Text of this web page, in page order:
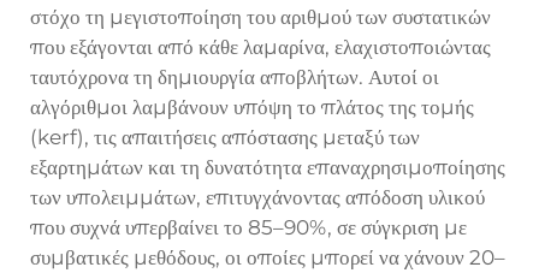
στόχο τη μεγιστοποίηση του αριθμού των συστατικών
που εξάγονται από κάθε λαμαρίνα, ελαχιστοποιώντας
ταυτόχρονα τη δημιουργία αποβλήτων. Αυτοί οι
αλγόριθμοι λαμβάνουν υπόψη το πλάτος της τομής
(kerf), τις απαιτήσεις απόστασης μεταξύ των
εξαρτημάτων και τη δυνατότητα επαναχρησιμοποίησης
των υπολειμμάτων, επιτυγχάνοντας απόδοση υλικού
που συχνά υπερβαίνει το 85–90%, σε σύγκριση με
συμβατικές μεθόδους, οι οποίες μπορεί να χάνουν 20–